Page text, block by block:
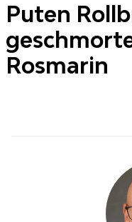
Puten
Rosmarin